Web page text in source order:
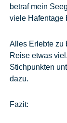
betraf mein
viele Hafentage
Alles Erlebte zu
Reise etwas
Stichpunkten
dazu.
Fazit: